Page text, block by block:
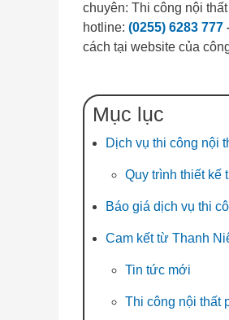
chuyên: Thi công nội
hotline: (0255) 6283 777
cách tại website của
Mục lục
Dịch vụ thi công nội
Quy trình thiết kế
Báo giá dịch vụ thi
Cam kết từ Thanh
Tin tức mới
Thi công nội thất